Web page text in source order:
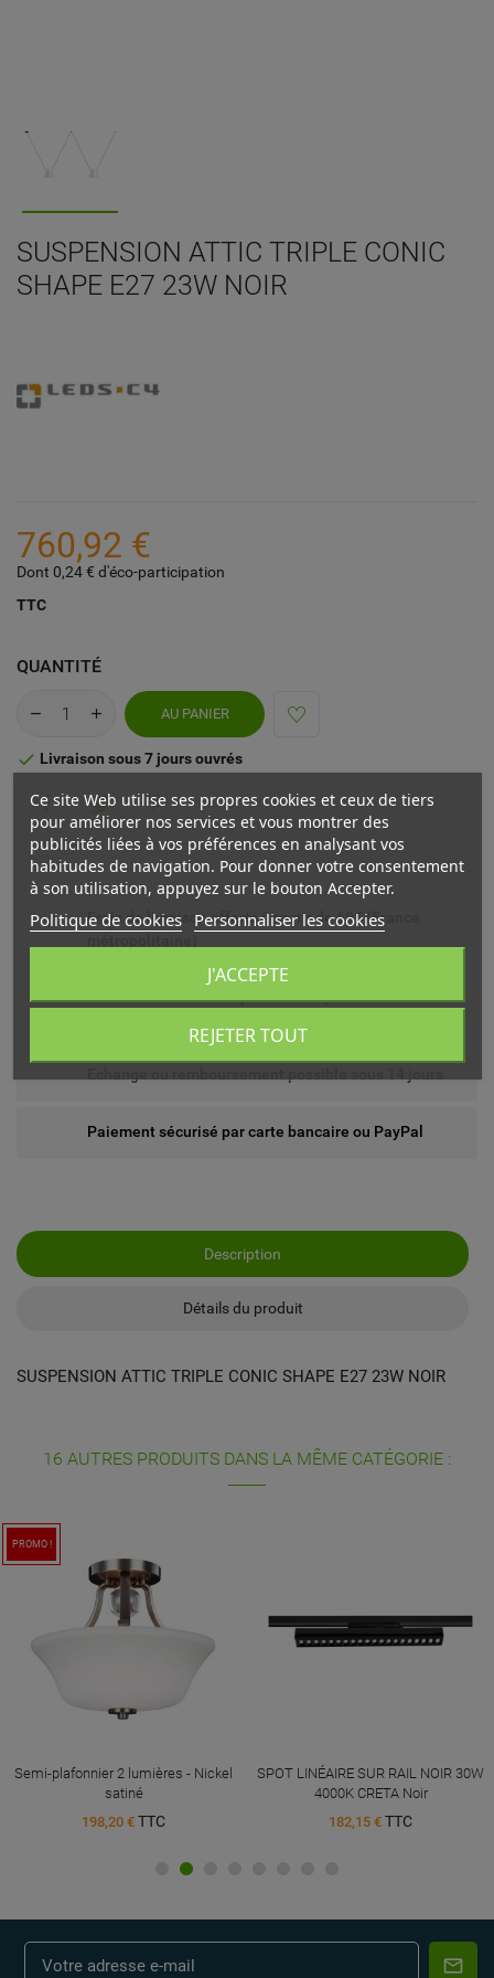
SUSPENSION ATTIC TRIPLE CONIC
SHAPE E27 23W NOIR
760,92 €
Dont 0,24 € d'éco-participation
TTC
QUANTITÉ
AU PANIER
 Livraison sous 7 jours ouvrés
Frais de livraison offerts à partir de 69€ (France
Livré chez vous ou en point relais (France
Paiement sécurisé par carte bancaire ou PayPal
Description
Détails du produit
SUSPENSION ATTIC TRIPLE CONIC SHAPE E27 23W NOIR
16 AUTRES PRODUITS DANS LA MÊME CATÉGORIE :
PROMO !
Semi-plafonnier 2 lumières - Nickel
satiné
198,20 € TTC
SPOT LINÉAIRE SUR RAIL NOIR 30W
4000K CRETA Noir
182,15 € TTC
Ce site Web utilise ses propres cookies et ceux de tiers
pour améliorer nos services et vous montrer des
publicités liées à vos préférences en analysant vos
habitudes de navigation. Pour donner votre consentement
à son utilisation, appuyez sur le bouton Accepter.
Politique de cookies Personnaliser les cookies
REJETER TOUT
J'ACCEPTE